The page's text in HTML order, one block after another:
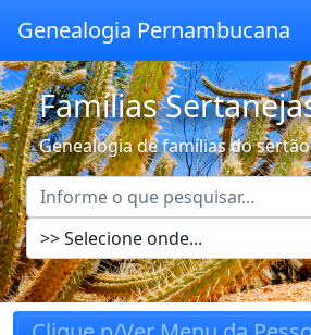
Genealogia Pernambucana
Famílias
Genealogia de famílias do